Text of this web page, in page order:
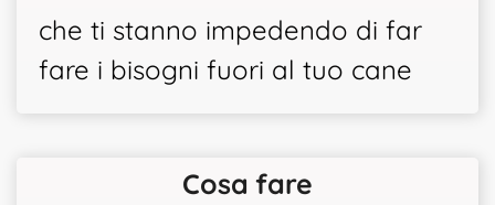
che ti stanno impedendo di far
fare i bisogni fuori al tuo cane
Cosa fare